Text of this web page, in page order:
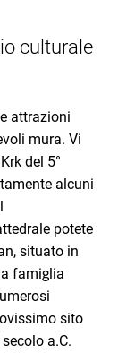
culturale
attrazioni
mura. Vi
del 5°
alcuni
potete
situato in
famiglia
sito
a.C.